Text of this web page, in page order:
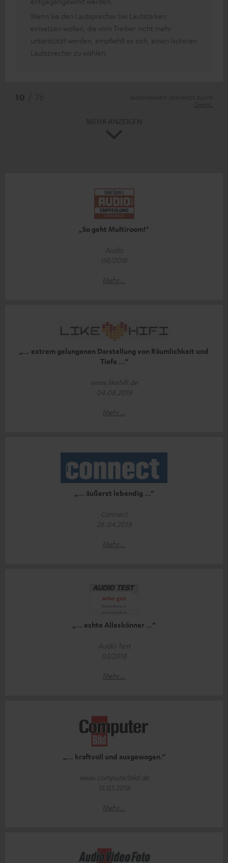
Wenn Sie den Lautsprecher bei Lautstärken
einsetzen wollen, die vom Treiber nicht mehr
unterstützt werden, empfiehlt es sich, einen lauteren
Lautsprecher zu wählen.
„So geht Multiroom!“
Audio
08/2018
Mehr...
„… extrem gelungenen Darstellung von Räumlichkeit und
Tiefe …“
www.likehifi.de
04.08.2018
Mehr...
„… äußerst lebendig …“
Connect
26.04.2018
Mehr...
„… echte Alleskönner …“
Audio Test
03/2018
Mehr...
„… kraftvoll und ausgewogen.“
www.computerbild.de
15.03.2018
Mehr...